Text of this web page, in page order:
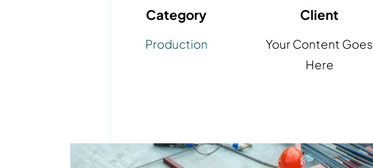
Category
Production
Client
Your Content Goes
Here